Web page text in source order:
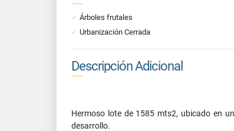
Árboles frutales
Urbanización Cerrada
Descripción Adicional
Hermoso lote de 1585 mts2, ubicado en
desarrollo.